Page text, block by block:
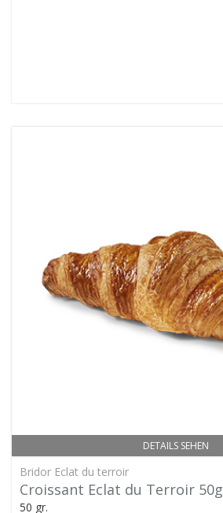
DETAILS SEHEN
Bridor Eclat du terroir
Croissant Eclat du Terroir 50g
50 gr.